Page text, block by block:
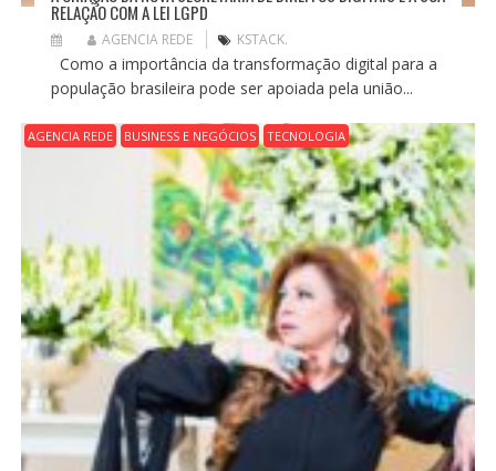
RELAÇÃO COM A LEI LGPD
AGENCIA REDE KSTACK.
Como a importância da transformação digital para a
população brasileira pode ser apoiada pela união...
AGENCIA REDE BUSINESS E NEGÓCIOS TECNOLOGIA